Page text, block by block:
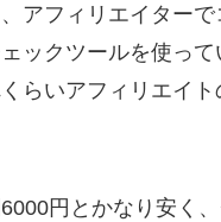
アフィリエイター
ックツールを使って
らいアフィリエイ
円とかなり安く